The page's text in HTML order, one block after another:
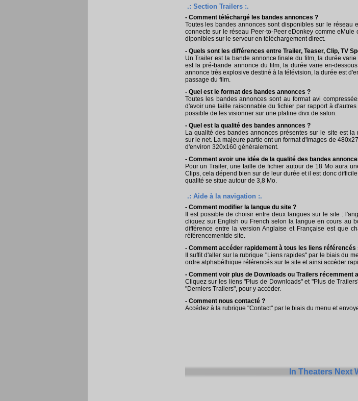
.: Section Trailers :.
- Comment téléchargé les bandes annonces ?
Toutes les bandes annonces sont disponibles sur le réseau
connecte sur le réseau Peer-to-Peer eDonkey comme
diponibles sur le serveur en téléchargement direct.
- Quels sont les différences entre Trailer, Teaser, Clip, TV
Un Trailer est la bande annonce finale du film, la durée
est la pré-bande annonce du film, la durée varie en-
annonce très explosive destiné à la télévision, la durée est
passage du film.
- Quel est le format des bandes annonces ?
Toutes les bandes annonces sont au format avi
d'avoir une taille raisonnable du fichier par rapport à
possible de les visionner sur une platine divx de salon.
- Quel est la qualité des bandes annonces ?
La qualité des bandes annonces présentes sur le site est
sur le net. La majeure partie ont un format d'images de
d'environ 320x160 généralement.
- Comment avoir une idée de la qualité des bandes
Pour un Trailer, une taille de fichier autour de 18 Mo aura
Clips, cela dépend bien sur de leur durée et il est donc
qualité se situe autour de 3,8 Mo.
.: Aide à la navigation :.
- Comment modifier la langue du site ?
Il est possible de choisir entre deux langues sur le site :
cliquez sur English ou French selon la langue en cours au
différence entre la version Anglaise et Française est que
référencementde site.
- Comment accéder rapidement à tous les liens référencés
Il suffit d'aller sur la rubrique "Liens rapides" par le biais du
ordre alphabéthique référencés sur le site et ainsi accéder
- Comment voir plus de Downloads ou Trailers récemment
Cliquez sur les liens "Plus de Downloads" et "Plus de
"Derniers Trailers", pour y accéder.
- Comment nous contacté ?
Accédez à la rubrique "Contact" par le biais du menu et
In Theaters Next